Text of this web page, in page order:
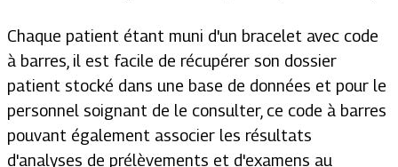
Chaque patient étant muni d'un bracelet avec code
à barres, il est facile de récupérer son dossier
patient stocké dans une base de données et pour le
personnel soignant de le consulter, ce code à barres
pouvant également associer les résultats
d'analyses de prélèvements et d'examens au